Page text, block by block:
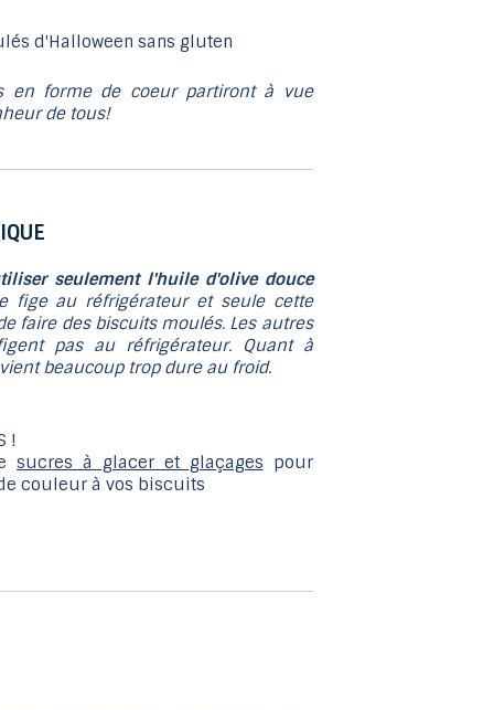
en forme de coeur partiront à vue
de tous!
seulement l'huile d'olive douce
fige au réfrigérateur et seule cette
faire des biscuits moulés. Les autres
pas au réfrigérateur. Quant à
beaucoup trop dure au froid.
!
sucres à glacer et glaçages pour
couleur à vos biscuits